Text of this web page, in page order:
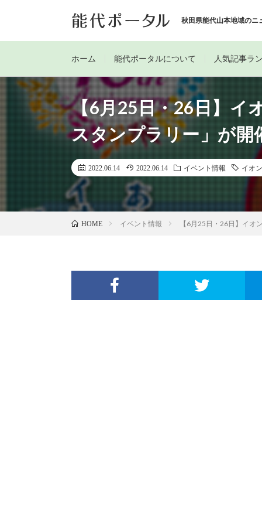
秋田県能代山本地域のニ
ホーム 能代ポータルについて 人気記事ラ
【6月25日・26日】イ
スタンプラリー」が開
2022.06.14 2022.06.14 イベント情報 イオ
HOME イベント情報 【6月25日・26日】イオ